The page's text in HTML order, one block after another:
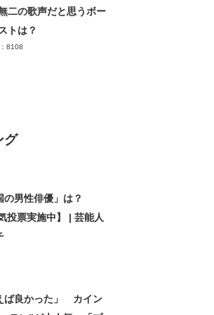
二の歌声だと思うボー
トは？
8108
グ
男性俳優」は？
投票実施中】 | 芸能人
ば良かった」 カイン